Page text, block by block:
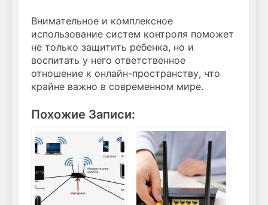
Внимательное и комплексное
использование систем контроля поможет
не только защитить ребенка, но и
воспитать у него ответственное
отношение к онлайн-пространству, что
крайне важно в современном мире.
Похожие Записи: